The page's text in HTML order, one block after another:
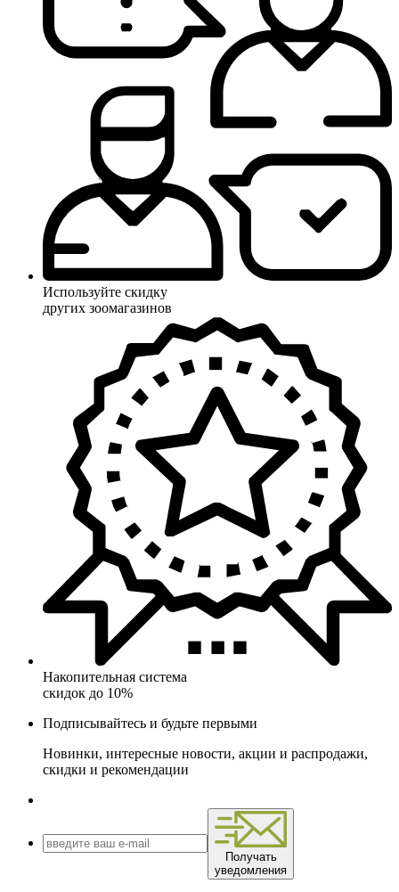
Используйте скидку
других зоомагазинов
Накопительная система
скидок до 10%
Подписывайтесь и будьте первыми
Новинки, интересные новости, акции и распродажи,
скидки и рекомендации
Получать
уведомления